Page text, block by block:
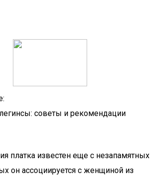
советы и рекомендации
платка известен еще с незапамятных
он ассоциируется с женщиной из